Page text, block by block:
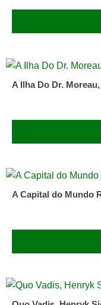
A Ilha Do Dr.
A Capital do Mundo